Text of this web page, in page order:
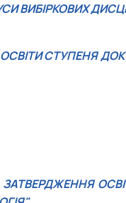
ВИБІРКОВИХ
СТУПЕНЯ